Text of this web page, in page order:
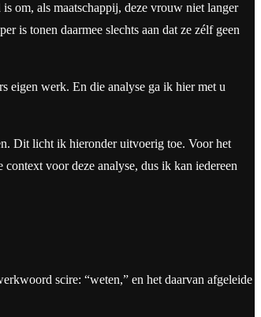
om, als maatschappij, deze vrouw niet langer
is tonen daarmee slechts aan dat ze zélf geen
eigen werk. En die analyse ga ik hier met u
Dit licht ik hieronder uitvoerig toe. Voor het
voor deze analyse, dus ik kan iedereen
scire: “weten,” en het daarvan afgeleide